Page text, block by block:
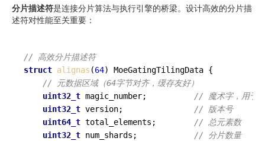
分片描述符是连接分片算法与执行引擎的桥梁。设计高效的分片描
述符对性能至关重要：
// 高效分片描述符
struct alignas (64) MoeGatingTilingData {
// 元数据区域（64字节对齐，缓存友好）
uint32_t magic_number; // 魔术字，用于
uint32_t version; // 版本号
uint64_t total_elements; // 总元素数
uint32_t num_shards; // 分片数量